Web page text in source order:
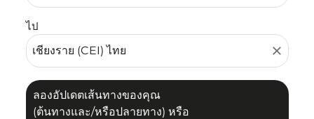
ไป
close
ลองอัปเดตเส้นทางของคุณ
(ต้นทางและ/หรือปลายทาง) หรือ